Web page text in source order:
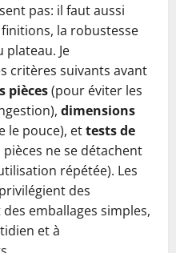
pas: il faut aussi
la robustesse
plateau. Je
critères suivants avant
pièces(pour éviter les
dimensions
le pouce), ettests de
ne se détachent
répétée). Les
des
emballages simples,
et à